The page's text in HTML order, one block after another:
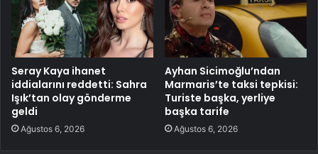
Seray Kaya ihanet
iddialarını reddetti: Sahra
Işık’tan olay gönderme
geldi
Ağustos 6, 2026
Ayhan Sicimoğlu’ndan
Marmaris’te taksi tepkisi:
Turiste başka, yerliye
başka tarife
Ağustos 6, 2026